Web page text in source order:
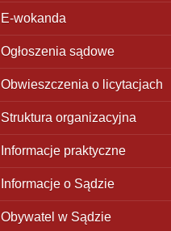
E-wokanda
Ogłoszenia sądowe
Obwieszczenia o licytacjach
Struktura organizacyjna
Informacje praktyczne
Informacje o Sądzie
Obywatel w Sądzie